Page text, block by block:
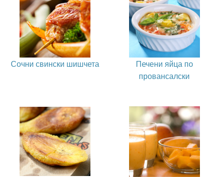
Сочни свински шишчета
Печени яйца по
провансалски